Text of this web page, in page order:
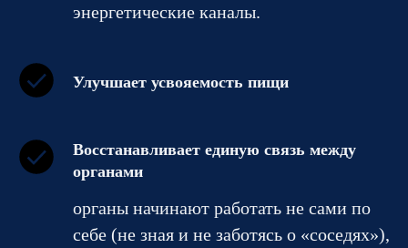
энергетические каналы.
Улучшает усвояемость пищи
Восстанавливает единую связь между
органами
органы начинают работать не сами по
себе (не зная и не заботясь о «соседях»),